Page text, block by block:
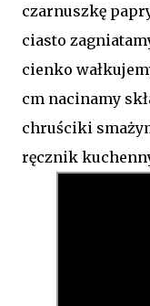
czarnuszkę
ciasto
cienko
cm nacinamy
chruściki
ręcznik